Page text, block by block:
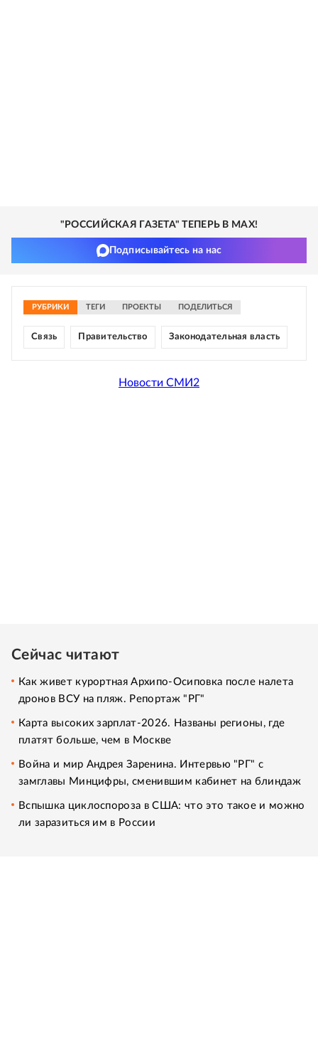
"РОССИЙСКАЯ ГАЗЕТА" ТЕПЕРЬ В MAX!
Подписывайтесь на нас
РУБРИКИ ТЕГИ ПРОЕКТЫ ПОДЕЛИТЬСЯ
Связь Правительство Законодательная власть
Новости СМИ2
Сейчас читают
Как живет курортная Архипо-Осиповка после налета
дронов ВСУ на пляж. Репортаж "РГ"
Карта высоких зарплат-2026. Названы регионы, где
платят больше, чем в Москве
Война и мир Андрея Заренина. Интервью "РГ" с
замглавы Минцифры, сменившим кабинет на блиндаж
Вспышка циклоспороза в США: что это такое и можно
ли заразиться им в России